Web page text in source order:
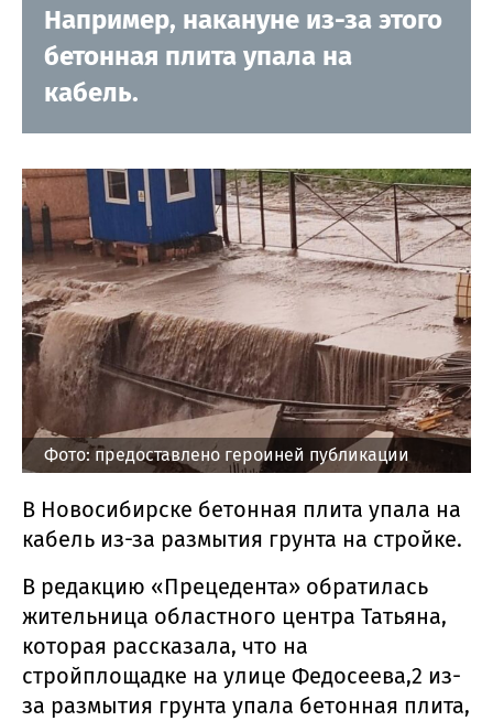
Например, накануне из-за этого
бетонная плита упала на
кабель.
Фото: предоставлено героиней публикации
В Новосибирске бетонная плита упала на
кабель из-за размытия грунта на стройке.
В редакцию «Прецедента» обратилась
жительница областного центра Татьяна,
которая рассказала, что на
стройплощадке на улице Федосеева,2 из-
за размытия грунта упала бетонная плита,